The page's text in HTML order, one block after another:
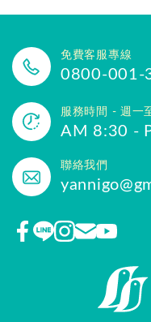
免費客服專線
0800-001-
服務時間 - 週一
AM 8:30 -
聯絡我們